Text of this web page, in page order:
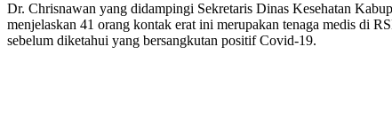
Dr. Chrisnawan yang didampingi Sekretaris Dinas Kesehatan
menjelaskan 41 orang kontak erat ini merupakan tenaga medis di
sebelum diketahui yang bersangkutan positif Covid-19.